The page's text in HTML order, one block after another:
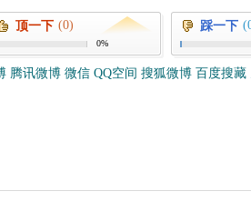
顶一下 (0)
0%
踩一下
腾讯微博 微信 QQ空间 搜狐微博 百度搜藏